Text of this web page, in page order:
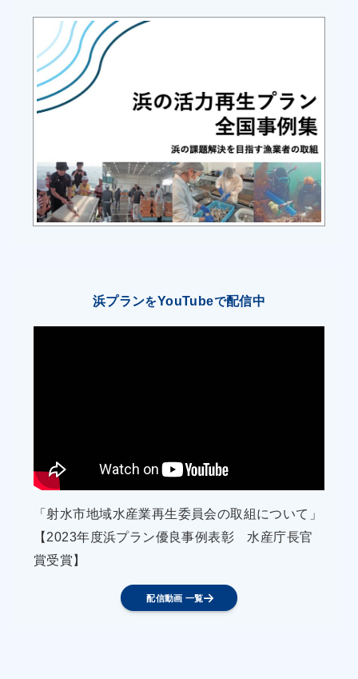
数量を遵守し、漁場環境の保全を図る。
・生産力向上に向け、二次芽が付きやすい採苗密
度の種網づくり、育苗時の網洗いの励行を徹底す
る。
・ICT機器を活用した黒のり養殖漁場の環境観測
を県水産研究所、漁連等と連携して行い、情報活
用や機器のメンテナンスを徹底することで、生産
の安定化に取り組む。
・漁業者は、貝桁漁具を使った海底耕うんにより
漁場の底質の改善に取り組むとともに、課題の整
理や実施方法の見直しを検討する。
・クルマエビやヒラメの種苗放流などによる底魚
資源増殖によって生産力向上を図る。
・施氷の徹底等による鮮度保持向上や、フィッシ
浜プランをYouTubeで配信中
「射水市地域水産業再生委員会の取組について」
【2023年度浜プラン優良事例表彰 水産庁長官
賞受賞】
配信動画 一覧